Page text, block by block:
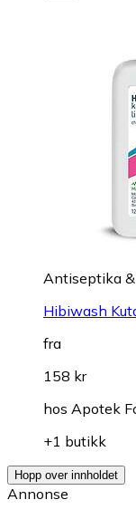
Antiseptika
Hibiwash
fra
158 kr
hos Apotek
+1 butikk
Hopp over innholdet
Annonse